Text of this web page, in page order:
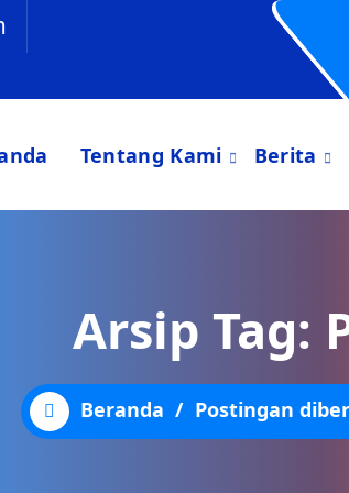
Tentang Kami Berita
Arsip Tag:
Beranda / Postingan